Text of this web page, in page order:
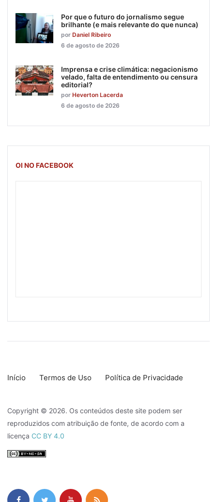
Por que o futuro do jornalismo segue
brilhante (e mais relevante do que nunca)
por Daniel Ribeiro
6 de agosto de 2026
Imprensa e crise climática: negacionismo
velado, falta de entendimento ou censura
editorial?
por Heverton Lacerda
6 de agosto de 2026
OI NO FACEBOOK
Início Termos de Uso Política de Privacidade
Copyright © 2026. Os conteúdos deste site podem ser
reproduzidos com atribuição de fonte, de acordo com a
licença CC BY 4.0